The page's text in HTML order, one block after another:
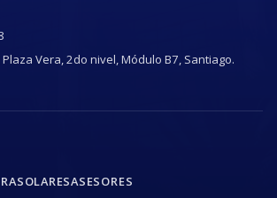
Vera, 2do nivel, Módulo B7, Santiago.
SOLARESASESORES